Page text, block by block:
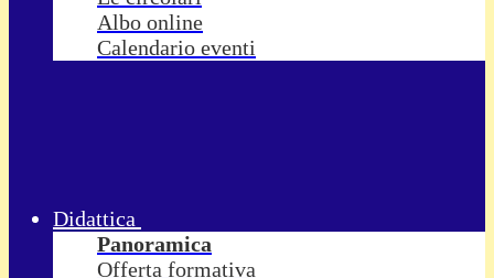
Albo online
Calendario eventi
Didattica
Panoramica
Offerta formativa